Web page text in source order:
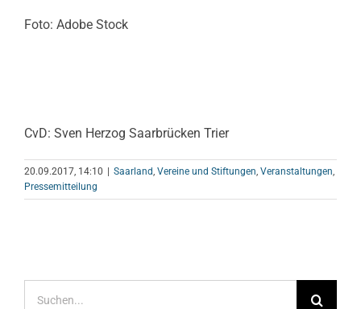
Foto: Adobe Stock
CvD: Sven Herzog Saarbrücken Trier
20.09.2017, 14:10 Saarland, Vereine und Stiftungen, Veranstaltungen,
Pressemitteilung
nach: